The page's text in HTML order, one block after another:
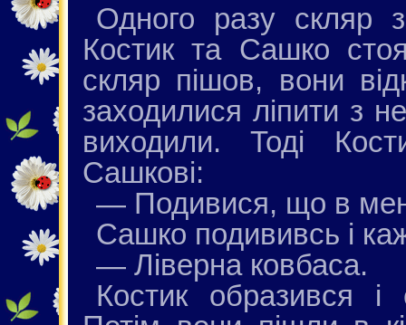
Одного разу скляр
Костик та Сашко
скляр пішов, вони
заходилися ліпити з
виходили. Тоді
Сашкові:
— Подивися, що в
Сашко подививсь і
— Ліверна ковбаса.
Костик образився